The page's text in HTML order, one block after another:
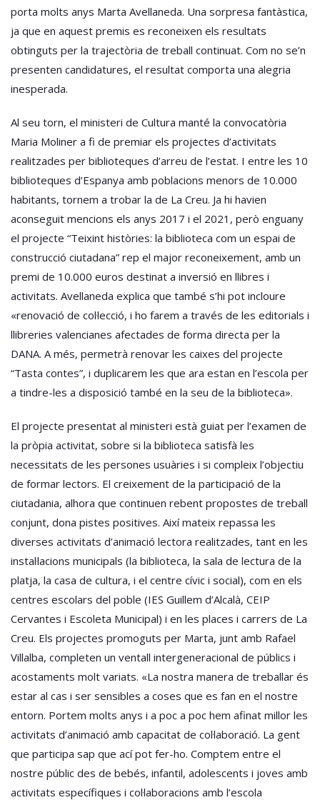
porta molts anys Marta Avellaneda. Una sorpresa fantàstica,
ja que en aquest premis es reconeixen els resultats
obtinguts per la trajectòria de treball continuat. Com no se’n
presenten candidatures, el resultat comporta una alegria
inesperada.
Al seu torn, el ministeri de Cultura manté la convocatòria
Maria Moliner a fi de premiar els projectes d’activitats
realitzades per biblioteques d’arreu de l’estat. I entre les 10
biblioteques d’Espanya amb poblacions menors de 10.000
habitants, tornem a trobar la de La Creu. Ja hi havien
aconseguit mencions els anys 2017 i el 2021, però enguany
el projecte “Teixint històries: la biblioteca com un espai de
construcció ciutadana” rep el major reconeixement, amb un
premi de 10.000 euros destinat a inversió en llibres i
activitats. Avellaneda explica que també s’hi pot incloure
«renovació de col·lecció, i ho farem a través de les editorials i
llibreries valencianes afectades de forma directa per la
DANA. A més, permetrà renovar les caixes del projecte
“Tasta contes”, i duplicarem les que ara estan en l’escola per
a tindre-les a disposició també en la seu de la biblioteca».
El projecte presentat al ministeri està guiat per l’examen de
la pròpia activitat, sobre si la biblioteca satisfà les
necessitats de les persones usuàries i si compleix l’objectiu
de formar lectors. El creixement de la participació de la
ciutadania, alhora que continuen rebent propostes de treball
conjunt, dona pistes positives. Així mateix repassa les
diverses activitats d’animació lectora realitzades, tant en les
instal·lacions municipals (la biblioteca, la sala de lectura de la
platja, la casa de cultura, i el centre cívic i social), com en els
centres escolars del poble (IES Guillem d’Alcalà, CEIP
Cervantes i Escoleta Municipal) i en les places i carrers de La
Creu. Els projectes promoguts per Marta, junt amb Rafael
Villalba, completen un ventall intergeneracional de públics i
acostaments molt variats. «La nostra manera de treballar és
estar al cas i ser sensibles a coses que es fan en el nostre
entorn. Portem molts anys i a poc a poc hem afinat millor les
activitats d’animació amb capacitat de col·laboració. La gent
que participa sap que ací pot fer-ho. Comptem entre el
nostre públic des de bebés, infantil, adolescents i joves amb
activitats específiques i col·laboracions amb l’escola